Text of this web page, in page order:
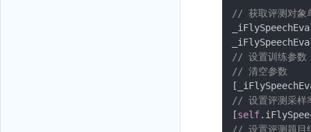
// 获取评测对象
// 设置训练参数
// 清空参数
[
// 设置评测采样
[self.
// 设置评测题目